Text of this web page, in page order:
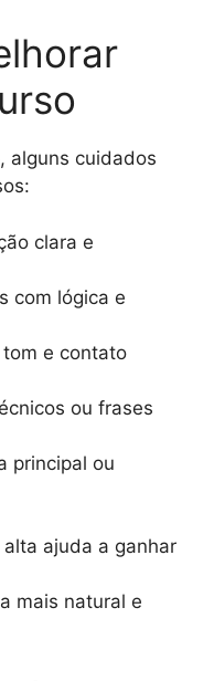
alguns cuidados
clara e
com lógica e
e contato
ou frases
principal ou
ajuda a ganhar
mais natural e